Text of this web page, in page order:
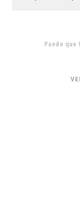
Puede